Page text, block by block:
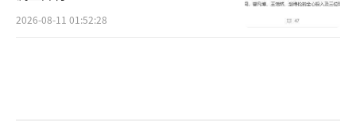
2026-08-11 01:52:28